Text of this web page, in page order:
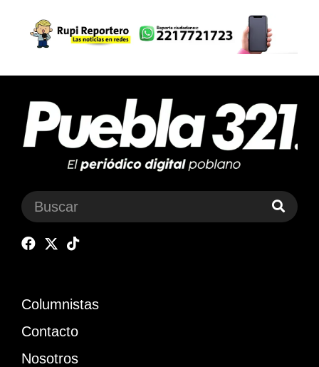
Columnistas
Contacto
Nosotros